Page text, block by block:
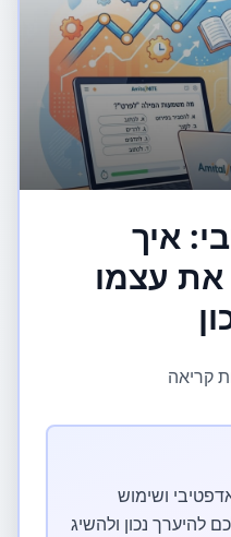
איך
עצמו
ושימוש
להיערך נכון ולהשיג